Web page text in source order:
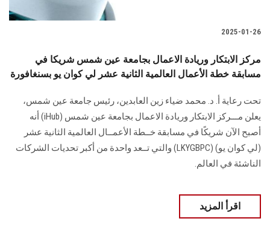
2025-01-26
مركز الابتكار وريادة الاعمال بجامعة عين شمس شريكا في
مسابقة خطة الأعمال العالمية الثانية عشر لي كوان يو بسنغافورة
تحت رعاية أ. د. محمد ضياء زين العابدين، رئيس جامعة عين شمس،
يعلن مـــركز الابتكار وريادة الاعمال بجامعة عين شمس (iHub) أنه
أصبح الآن شريكًا في مسابقة خــطة الأعمــال العالمية الثانية عشر
(لي كوان يو) (LKYGBPC) والتي تــعد واحدة من أكبر تحديات الشركات
الناشئة في العالم.
اقرأ المزيد